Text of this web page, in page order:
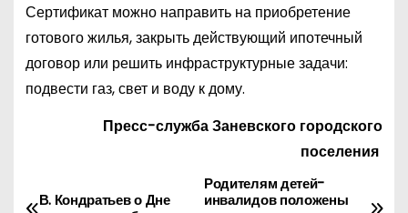
Сертификат можно направить на приобретение
готового жилья, закрыть действующий ипотечный
договор или решить инфраструктурные задачи:
подвести газ, свет и воду к дому.
Пресс-служба Заневского городского
поселения
Н
Родителям детей-
инвалидов положены
В. Кондратьев о Дне